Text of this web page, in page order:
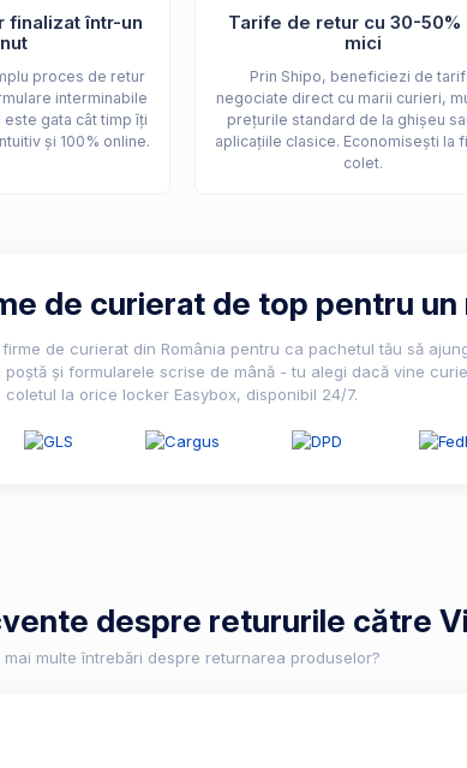
finalizat într-un
proces de retur
interminabile
gata cât timp îți
și 100% online.
Tarife de retur cu 30-50%
mici
Prin Shipo, beneficiezi de
negociate direct cu marii curieri,
prețurile standard de la ghișeu
aplicațiile clasice. Economisești la
colet.
de curierat de top pentru
de curierat din România pentru ca pachetul tău să
poștă și formularele scrise de mână - tu alegi dacă vine
coletul la orice locker Easybox, disponibil 24/7.
despre retururile către
mai multe întrebări despre returnarea produselor?